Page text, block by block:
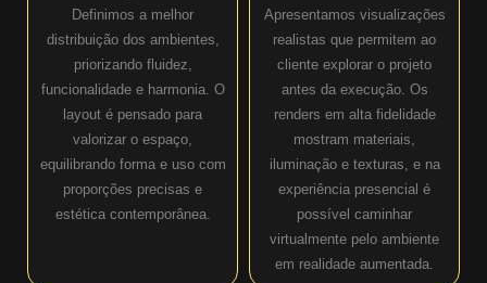
Definimos a melhor
distribuição dos ambientes,
priorizando fluidez,
funcionalidade e harmonia. O
layout é pensado para
valorizar o espaço,
equilibrando forma e uso com
proporções precisas e
estética contemporânea.
Apresentamos visualizações
realistas que permitem ao
cliente explorar o projeto
antes da execução. Os
renders em alta fidelidade
mostram materiais,
iluminação e texturas, e na
experiência presencial é
possível caminhar
virtualmente pelo ambiente
em realidade aumentada.